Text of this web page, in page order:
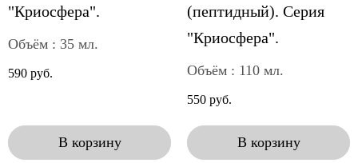
"Криосфера".
Объём : 35 мл.
590 руб.
В корзину
(пептидный). Серия
"Криосфера".
Объём : 110 мл.
550 руб.
В корзину